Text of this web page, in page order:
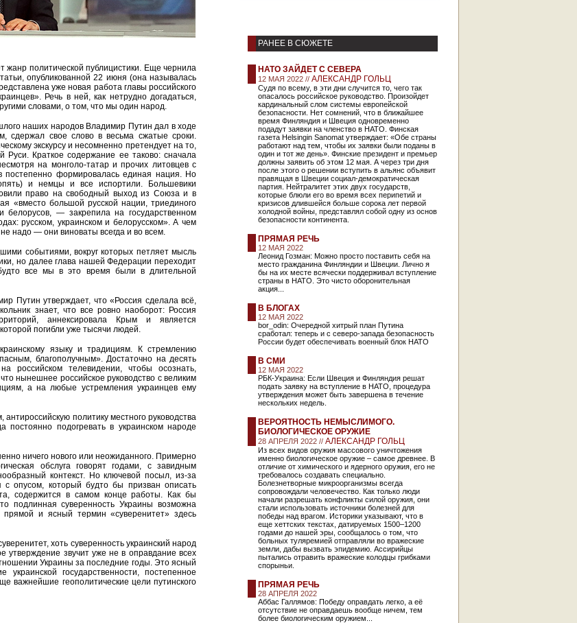
жанр политической публицистики. Еще чернила
опубликованной 22 июня (она называлась
уже новая работа главы российского
Речь в ней, как нетрудно догадаться,
словами, о том, что мы один народ.
наших народов Владимир Путин дал в ходе
сдержал свое слово в весьма сжатые сроки.
экскурсу и несомненно претендует на то,
Краткое содержание ее таково: сначала
на монголо-татар и прочих литовцев с
постепенно формировалась единая нация. Но
и немцы и все испортили. Большевики
право на свободный выход из Союза и в
«вместо большой русской нации, триединого
белорусов, — закрепила на государственном
русском, украинском и белорусском». А чем
надо — они виноваты всегда и во всем.
событиями, вокруг которых петляет мысль
но далее глава нашей Федерации переходит
все мы в это время были в длительной
Путин утверждает, что «Россия сделала всё,
знает, что все ровно наоборот: Россия
аннексировала Крым и является
погибли уже тысячи людей.
языку и традициям. К стремлению
благополучным». Достаточно на десять
российском телевидении, чтобы осознать,
нынешнее российское руководство с великим
а на любые устремления украинцев ему
политику местного руководства
постоянно подогревать в украинском народе
ничего нового или неожиданного. Примерно
обслуга говорят годами, с завидным
контекст. Но ключевой посыл, из-за
с опусом, который будто бы призван описать
содержится в самом конце работы. Как бы
подлинная суверенность Украины возможна
и ясный термин «суверенитет» здесь
хоть суверенность украинский народ
утверждение звучит уже не в оправдание всех
Украины за последние годы. Это ясный
государственности, постепенное
важнейшие геополитические цели путинского
РАНЕЕ В СЮЖЕТЕ
НАТО ЗАЙДЕТ С СЕВЕРА
12 МАЯ 2022 // АЛЕКСАНДР ГОЛЬЦ
Судя по всему, в эти дни случится то, чего так
опасалось российское руководство. Произойдет
кардинальный слом системы европейской
безопасности. Нет сомнений, что в ближайшее
время Финляндия и Швеция одновременно
подадут заявки на членство в НАТО. Финская
газета Helsingin Sanomat утверждает: «Обе страны
работают над тем, чтобы их заявки были поданы в
один и тот же день». Финские президент и премьер
должны заявить об этом 12 мая. А через три дня
после этого о решении вступить в альянс объявит
правящая в Швеции социал-демократическая
партия. Нейтралитет этих двух государств,
которые блюли его во время всех перипетий и
кризисов длившейся больше сорока лет первой
холодной войны, представлял собой одну из основ
безопасности континента.
ПРЯМАЯ РЕЧЬ
12 МАЯ 2022
Леонид Гозман: Можно просто поставить себя на
место гражданина Финляндии и Швеции. Лично я
бы на их месте всячески поддерживал вступление
страны в НАТО. Это чисто оборонительная
акция...
В БЛОГАХ
12 МАЯ 2022
bor_odin: Очередной хитрый план Путина
сработал: теперь и с северо-запада безопасность
России будет обеспечивать военный блок НАТО
В СМИ
12 МАЯ 2022
РБК-Украина: Если Швеция и Финляндия решат
подать заявку на вступление в НАТО, процедура
утверждения может быть завершена в течение
нескольких недель.
ВЕРОЯТНОСТЬ НЕМЫСЛИМОГО.
БИОЛОГИЧЕСКОЕ ОРУЖИЕ
28 АПРЕЛЯ 2022 // АЛЕКСАНДР ГОЛЬЦ
Из всех видов оружия массового уничтожения
именно биологическое оружие – самое древнее. В
отличие от химического и ядерного оружия, его не
требовалось создавать специально.
Болезнетворные микроорганизмы всегда
сопровождали человечество. Как только люди
начали разрешать конфликты силой оружия, они
стали использовать источники болезней для
победы над врагом. Историки указывают, что в
еще хеттских текстах, датируемых 1500–1200
годами до нашей эры, сообщалось о том, что
больных туляремией отправляли во вражеские
земли, дабы вызвать эпидемию. Ассирийцы
пытались отравить вражеские колодцы грибками
спорыньи.
ПРЯМАЯ РЕЧЬ
28 АПРЕЛЯ 2022
Аббас Галлямов: Победу оправдать легко, а её
отсутствие не оправдаешь вообще ничем, тем
более биологическим оружием...